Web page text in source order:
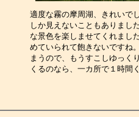
適度な霧の摩周湖、きれいで
しか見えないこともありまし
な景色を楽しませてくれまし
めていられて飽きないですね
まうので、もうすこしゆっく
くるのなら、一カ所で